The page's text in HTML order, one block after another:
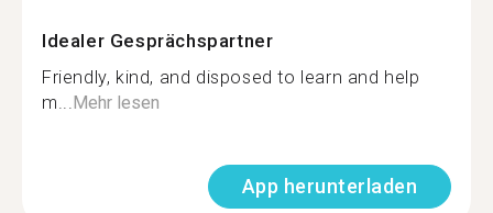
Idealer Gesprächspartner
Friendly, kind, and disposed to learn and help
m...Mehr lesen
App herunterladen